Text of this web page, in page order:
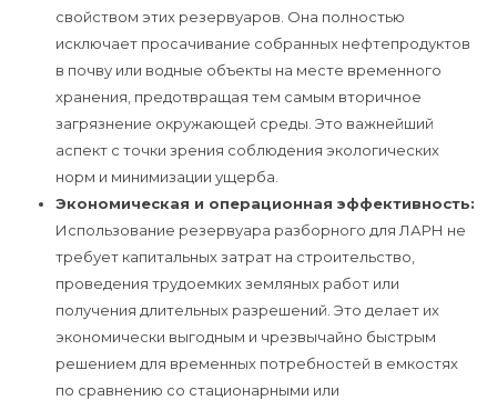
свойством этих резервуаров. Она полностью
исключает просачивание собранных нефтепродуктов
в почву или водные объекты на месте временного
хранения, предотвращая тем самым вторичное
загрязнение окружающей среды. Это важнейший
аспект с точки зрения соблюдения экологических
норм и минимизации ущерба.
Экономическая и операционная эффективность:
Использование резервуара разборного для ЛАРН не
требует капитальных затрат на строительство,
проведения трудоемких земляных работ или
получения длительных разрешений. Это делает их
экономически выгодным и чрезвычайно быстрым
решением для временных потребностей в емкостях
по сравнению со стационарными или